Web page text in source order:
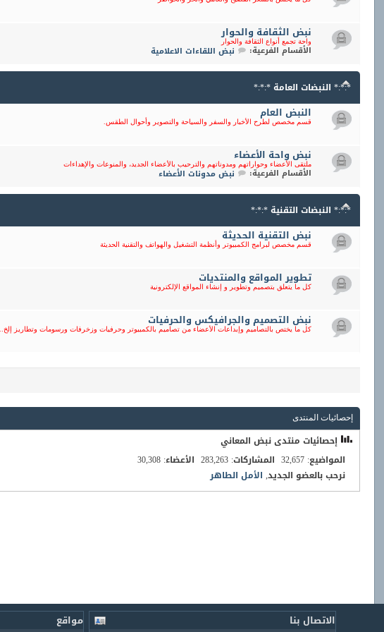
نبض الثقافة والحوار
واحة تجمع أنواع الثقافة والحوار
الأقسام الفرعية: نبض اللقاءات الاعلامية
*:*:* النبضات العامة *:*:*
النبض العام
قسم مخصص لطرح الأخبار والسفر والسياحة والتصوير وأحوال الطقس.
نبض واحة الأعضاء
ملتقى الأعضاء وحواراتهم ومدوناتهم والترحيب بالأعضاء الجديد، والمنوعات والإهداءات
الأقسام الفرعية: نبض مدونات الأعضاء
*:*:* النبضات التقنية *:*:*
نبض التقنية الحديثة
قسم مخصص لبرامج الكمبيوتر وأنظمة التشغيل والهواتف والتقنية الحديثة
تطوير المواقع والمنتديات
كل ما يتعلق بتصميم وتطوير و إنشاء المواقع الإلكترونية
نبض التصميم والجرافيكس والحرفيات
كل ما يختص بالتصاميم وإبداعات الأعضاء من تصاميم بالكمبيوتر وحرفيات وزخرفات ورسومات وتطاريز إلخ...
إحصائيات المنتدى
إحصائيات منتدى نبض المعاني
المواضيع 32,657 المشاركات 283,263 الأعضاء 30,308
نرحب بالعضو الجديد, الأمل الطاهر
مواقع الاتصال بنا